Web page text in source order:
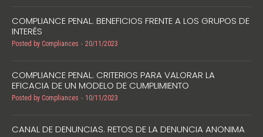
COMPLIANCE PENAL. BENEFICIOS FRENTE A LOS GRUPOS DE
INTERÉS
Posted by Compliances 20/11/2023
COMPLIANCE PENAL. CRITERIOS PARA VALORAR LA
EFICACIA DE UN MODELO DE CUMPLIMIENTO
Posted by Compliances 10/11/2023
CANAL DE DENUNCIAS. RETOS DE LA DENUNCIA ANONIMA